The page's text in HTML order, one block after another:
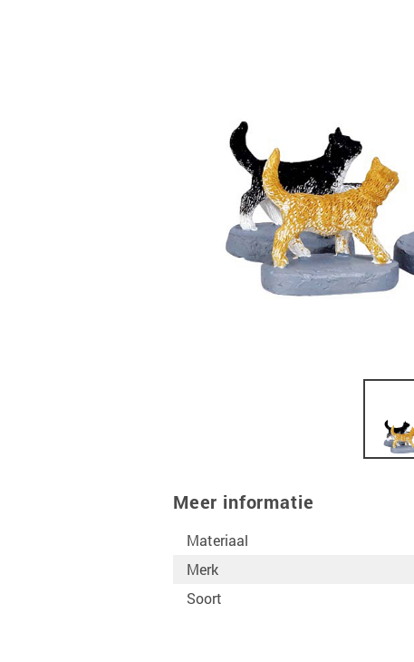
Meer informatie
Materiaal
Merk
Soort